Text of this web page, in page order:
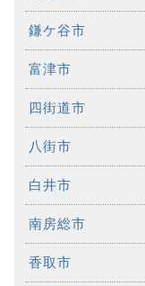
鎌ケ谷市
富津市
四街道市
八街市
白井市
南房総市
香取市